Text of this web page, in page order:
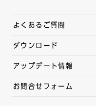
よくあるご質問
ダウンロード
アップデート情報
お問合せフォーム